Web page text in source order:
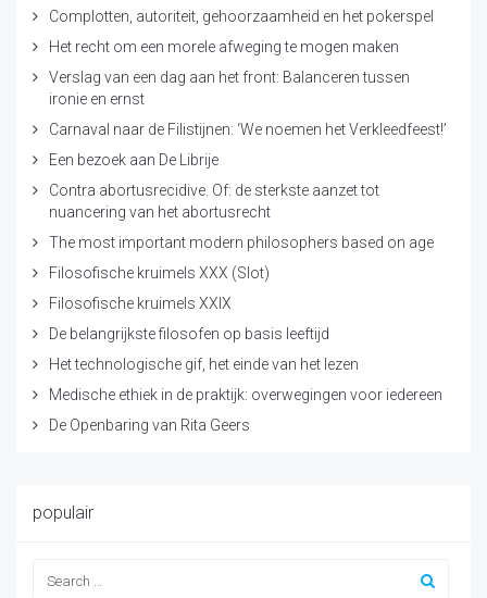
Complotten, autoriteit, gehoorzaamheid en het pokerspel
Het recht om een morele afweging te mogen maken
Verslag van een dag aan het front: Balanceren tussen
ironie en ernst
Carnaval naar de Filistijnen: ‘We noemen het Verkleedfeest!’
Een bezoek aan De Librije
Contra abortusrecidive. Of: de sterkste aanzet tot
nuancering van het abortusrecht
The most important modern philosophers based on age
Filosofische kruimels XXX (Slot)
Filosofische kruimels XXIX
De belangrijkste filosofen op basis leeftijd
Het technologische gif, het einde van het lezen
Medische ethiek in de praktijk: overwegingen voor iedereen
De Openbaring van Rita Geers
populair